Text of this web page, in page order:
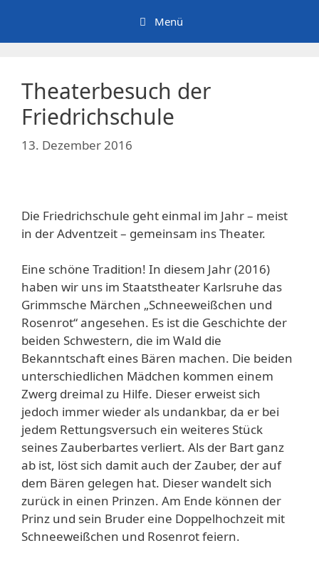
springen
Menü
Theaterbesuch der
Friedrichschule
13. Dezember 2016
Die Friedrichschule geht einmal im Jahr – meist
in der Adventzeit – gemeinsam ins Theater.
Eine schöne Tradition! In diesem Jahr (2016)
haben wir uns im Staatstheater Karlsruhe das
Grimmsche Märchen „Schneeweißchen und
Rosenrot“ angesehen. Es ist die Geschichte der
beiden Schwestern, die im Wald die
Bekanntschaft eines Bären machen. Die beiden
unterschiedlichen Mädchen kommen einem
Zwerg dreimal zu Hilfe. Dieser erweist sich
jedoch immer wieder als undankbar, da er bei
jedem Rettungsversuch ein weiteres Stück
seines Zauberbartes verliert. Als der Bart ganz
ab ist, löst sich damit auch der Zauber, der auf
dem Bären gelegen hat. Dieser wandelt sich
zurück in einen Prinzen. Am Ende können der
Prinz und sein Bruder eine Doppelhochzeit mit
Schneeweißchen und Rosenrot feiern.